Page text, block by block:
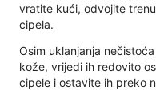
vratite kući, odvojite
cipela.
Osim uklanjanja
kože, vrijedi ih redovito
cipele i ostavite ih preko